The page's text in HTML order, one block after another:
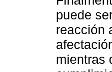
puede
reacción
mientras